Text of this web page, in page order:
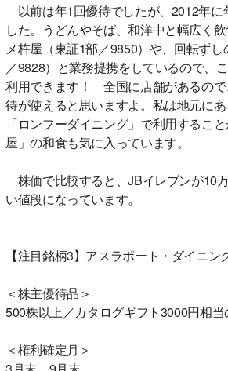
以前は年1回優待でしたが、2012年に
した。うどんやそば、和洋中と幅広く
メ杵屋（東証1部／9850）や、回転ず
／9828）と業務提携をしているので、
利用できます！ 全国に店舗があるの
待が使えると思いますよ。私は地元に
「ロンフーダイニング」で利用するこ
屋」の和食も気に入っています。
株価で比較すると、JBイレブンが10
い値段になっています。
【注目銘柄3】アスラポート・ダイニン
＜株主優待品＞
500株以上／カタログギフト3000円相当
＜権利確定月＞